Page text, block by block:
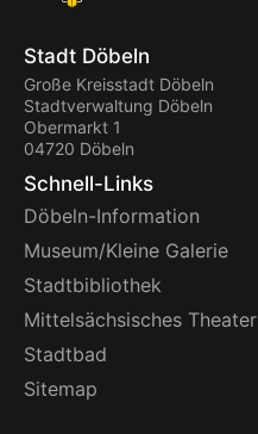
Stadt Döbeln
Große Kreisstadt Döbeln
Stadtverwaltung Döbeln
Obermarkt 1
04720 Döbeln
Schnell-Links
Döbeln-Information
Museum/Kleine Galerie
Stadtbibliothek
Mittelsächsisches Theater
Stadtbad
Sitemap